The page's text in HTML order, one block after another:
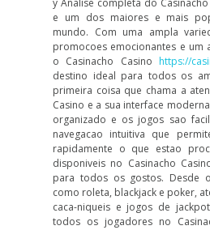
e um dos maiores e mais
mundo. Com uma ampla
promocoes emocionantes e um
o Casinacho Casino https://
destino ideal para todos os
primeira coisa que chama a
Casino e a sua interface
organizado e os jogos sao
navegacao intuitiva que
rapidamente o que estao
disponiveis no Casinacho
para todos os gostos. Desde
como roleta, blackjack e poker,
caca-niqueis e jogos de
todos os jogadores no